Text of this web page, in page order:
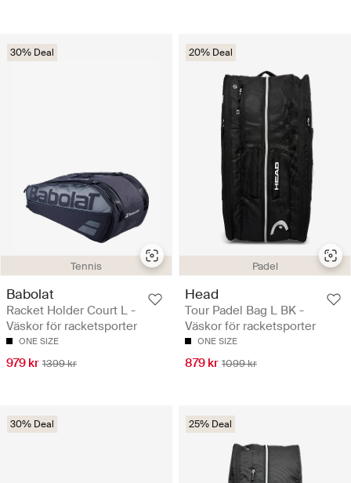
Tennis
30% Deal
Babolat
Racket Holder Court L -
Väskor för racketsporter
ONE SIZE
979 kr 1399 kr
Padel
20% Deal
Head
Tour Padel Bag L BK -
Väskor för racketsporter
ONE SIZE
879 kr 1099 kr
30% Deal 25% Deal